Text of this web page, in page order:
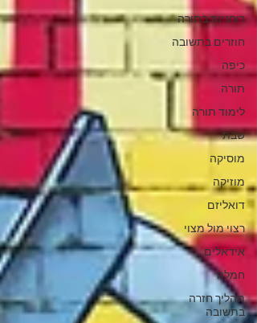
רוחניות בתורה
חוזרים בתשובה
כיפה
תורה
לימוד תורה
שבת
מוסיקה
מוזיקה
דואליזם
רצוי מול מצוי
אידאלים
חמלה
תהליך חזרה
בתשובה